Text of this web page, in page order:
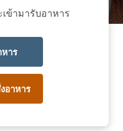
เข้ามารับอาหาร
าร
อาหาร